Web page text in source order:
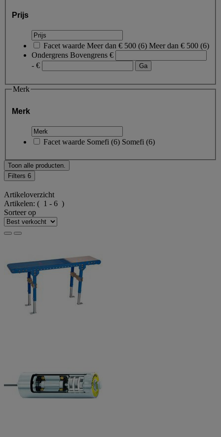
Prijs
Facet waarde Meer dan € 500 (6) Meer dan € 500 (6)
Ondergrens Bovengrens €
- €
Merk
Merk
Facet waarde Somefi (6) Somefi (6)
Toon alle producten.
Filters 6
Artikeloverzicht
Artikelen: ( 1 - 6 )
Sorteer op